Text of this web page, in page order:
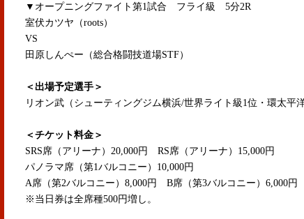
▼オープニングファイト第1試合 フライ級 5分2R
室伏カツヤ（roots）
VS
田原しんぺー（総合格闘技道場STF）
＜出場予定選手＞
リオン武（シューティングジム横浜/世界ライト級1位・環太平
＜チケット料金＞
SRS席（アリーナ）20,000円 RS席（アリーナ）15,000円
パノラマ席（第1バルコニー）10,000円
A席（第2バルコニー）8,000円 B席（第3バルコニー）6,000円
※当日券は全席種500円増し。